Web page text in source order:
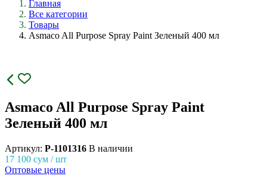
Главная
Все категории
Товары
Asmaco All Purpose Spray Paint Зеленый 400 мл
Asmaco All Purpose Spray Paint
Зеленый 400 мл
Артикул: P-1101316 В наличии
17 100 сум / шт
Оптовые цены